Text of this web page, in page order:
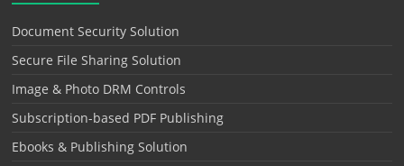
Document Security Solution
Secure File Sharing Solution
Image & Photo DRM Controls
Subscription-based PDF Publishing
Ebooks & Publishing Solution